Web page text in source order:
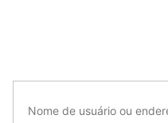
Nome de usuário ou